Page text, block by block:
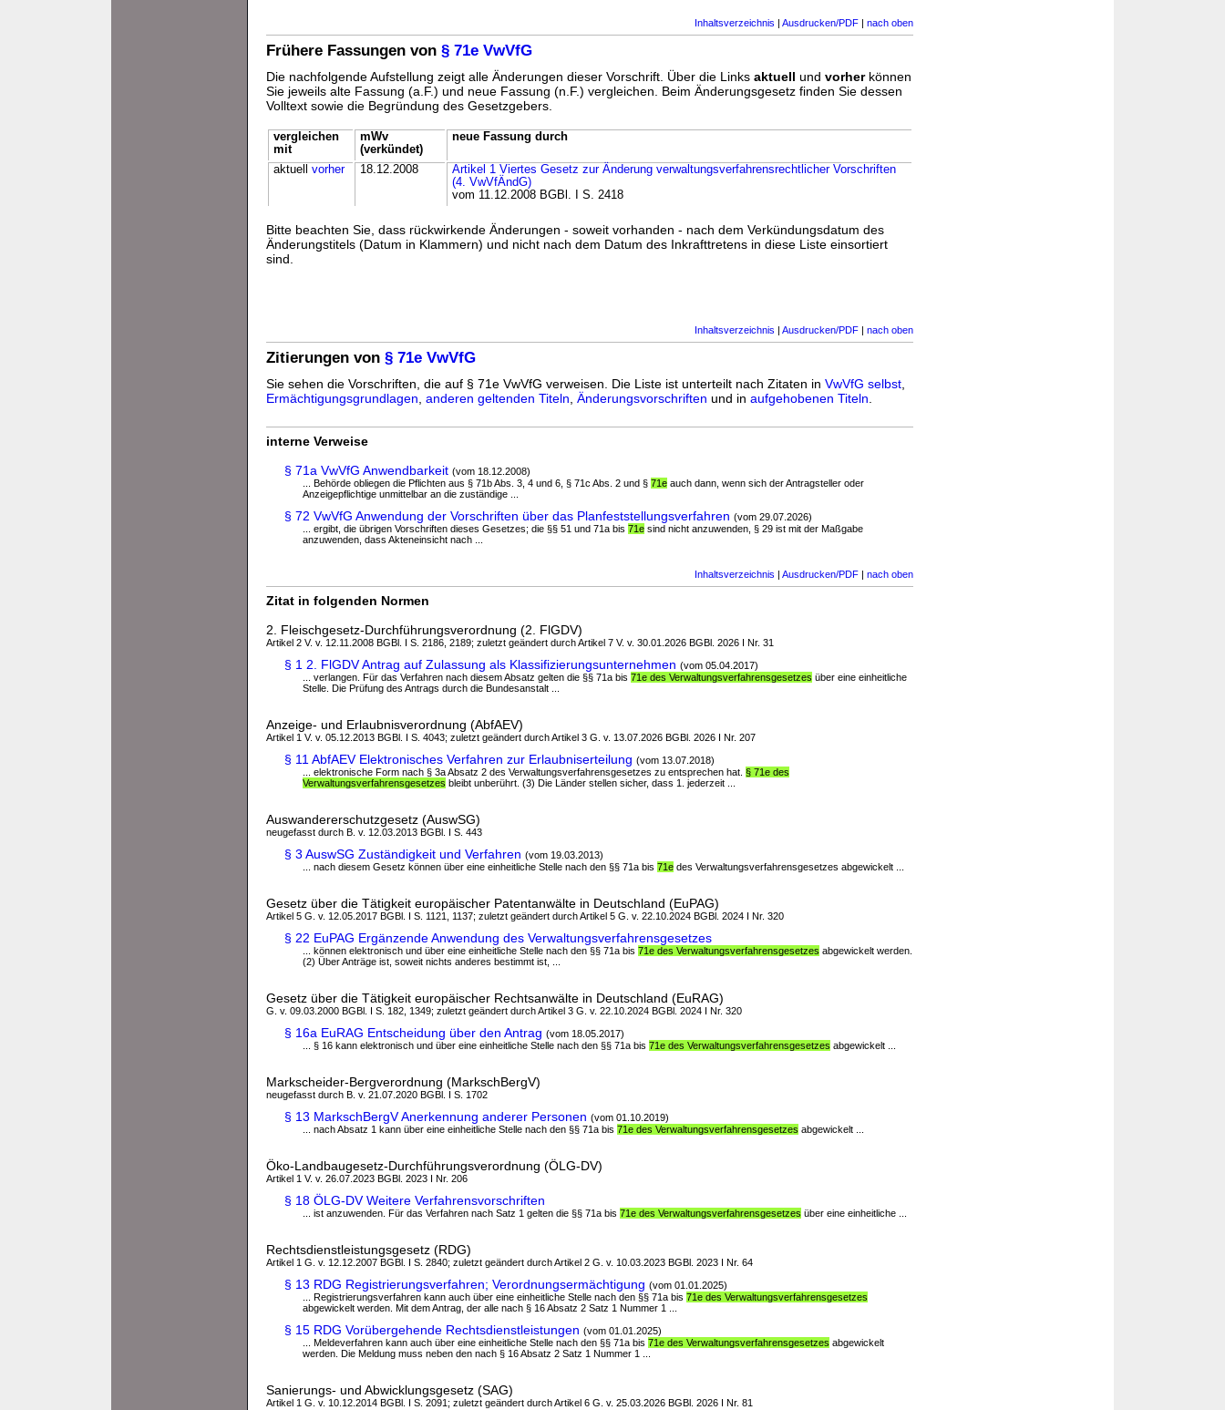
Inhaltsverzeichnis | Ausdrucken/PDF | nach oben
Frühere Fassungen von § 71e VwVfG
Die nachfolgende Aufstellung zeigt alle Änderungen dieser Vorschrift. Über die Links aktuell und vorherkönnen
Sie jeweils alte Fassung (a.F.) und neue Fassung (n.F.) vergleichen. Beim Änderungsgesetz finden Sie dessen
Volltext sowie die Begründung des Gesetzgebers.
vergleichen
mit
mWv
(verkündet)
neue Fassung durch
aktuell vorher 18.12.2008
Artikel 1 Viertes Gesetz zur Änderung verwaltungsverfahrensrechtlicher Vorschriften
(4. VwVfÄndG)
vom 11.12.2008 BGBl. I S. 2418
Bitte beachten Sie, dass rückwirkende Änderungen - soweit vorhanden - nach dem Verkündungsdatum des
Änderungstitels (Datum in Klammern) und nicht nach dem Datum des Inkrafttretens in diese Liste einsortiert
sind.
Inhaltsverzeichnis | Ausdrucken/PDF | nach oben
Zitierungen von § 71e VwVfG
Sie sehen die Vorschriften, die auf § 71e VwVfG verweisen. Die Liste ist unterteilt nach Zitaten in VwVfG selbst
Ermächtigungsgrundlagen anderen geltenden Titeln Änderungsvorschriften und in aufgehobenen Titeln
interne Verweise
§ 71a VwVfG Anwendbarkeit (vom 18.12.2008)
... Behörde obliegen die Pflichten aus § 71b Abs. 3, 4 und 6, § 71c Abs. 2 und § 71e auch dann, wenn sich der Antragsteller oder
Anzeigepflichtige unmittelbar an die zuständige ...
§ 72 VwVfG Anwendung der Vorschriften über das Planfeststellungsverfahren (vom 29.07.2026)
... ergibt, die übrigen Vorschriften dieses Gesetzes; die §§ 51 und 71a bis 71e sind nicht anzuwenden, § 29 ist mit der Maßgabe
anzuwenden, dass Akteneinsicht nach ...
Inhaltsverzeichnis | Ausdrucken/PDF | nach oben
Zitat in folgenden Normen
2. Fleischgesetz-Durchführungsverordnung (2. FlGDV)
Artikel 2 V. v. 12.11.2008 BGBl. I S. 2186, 2189; zuletzt geändert durch Artikel 7 V. v. 30.01.2026 BGBl. 2026 I Nr. 31
§ 1 2. FlGDV Antrag auf Zulassung als Klassifizierungsunternehmen (vom 05.04.2017)
... verlangen. Für das Verfahren nach diesem Absatz gelten die §§ 71a bis 71e des Verwaltungsverfahrensgesetzes über eine einheitliche
Stelle. Die Prüfung des Antrags durch die Bundesanstalt ...
Anzeige- und Erlaubnisverordnung (AbfAEV)
Artikel 1 V. v. 05.12.2013 BGBl. I S. 4043; zuletzt geändert durch Artikel 3 G. v. 13.07.2026 BGBl. 2026 I Nr. 207
§ 11 AbfAEV Elektronisches Verfahren zur Erlaubniserteilung (vom 13.07.2018)
... elektronische Form nach § 3a Absatz 2 des Verwaltungsverfahrensgesetzes zu entsprechen hat. § 71e des
Verwaltungsverfahrensgesetzes bleibt unberührt. (3) Die Länder stellen sicher, dass 1. jederzeit ...
Auswandererschutzgesetz (AuswSG)
neugefasst durch B. v. 12.03.2013 BGBl. I S. 443
§ 3 AuswSG Zuständigkeit und Verfahren (vom 19.03.2013)
... nach diesem Gesetz können über eine einheitliche Stelle nach den §§ 71a bis 71e des Verwaltungsverfahrensgesetzes abgewickelt ...
Gesetz über die Tätigkeit europäischer Patentanwälte in Deutschland (EuPAG)
Artikel 5 G. v. 12.05.2017 BGBl. I S. 1121, 1137; zuletzt geändert durch Artikel 5 G. v. 22.10.2024 BGBl. 2024 I Nr. 320
§ 22 EuPAG Ergänzende Anwendung des Verwaltungsverfahrensgesetzes
... können elektronisch und über eine einheitliche Stelle nach den §§ 71a bis 71e des Verwaltungsverfahrensgesetzes abgewickelt werden.
(2) Über Anträge ist, soweit nichts anderes bestimmt ist, ...
Gesetz über die Tätigkeit europäischer Rechtsanwälte in Deutschland (EuRAG)
G. v. 09.03.2000 BGBl. I S. 182, 1349; zuletzt geändert durch Artikel 3 G. v. 22.10.2024 BGBl. 2024 I Nr. 320
§ 16a EuRAG Entscheidung über den Antrag (vom 18.05.2017)
... § 16 kann elektronisch und über eine einheitliche Stelle nach den §§ 71a bis 71e des Verwaltungsverfahrensgesetzes abgewickelt ...
Markscheider-Bergverordnung (MarkschBergV)
neugefasst durch B. v. 21.07.2020 BGBl. I S. 1702
§ 13 MarkschBergV Anerkennung anderer Personen (vom 01.10.2019)
... nach Absatz 1 kann über eine einheitliche Stelle nach den §§ 71a bis 71e des Verwaltungsverfahrensgesetzes abgewickelt ...
Öko-Landbaugesetz-Durchführungsverordnung (ÖLG-DV)
Artikel 1 V. v. 26.07.2023 BGBl. 2023 I Nr. 206
§ 18 ÖLG-DV Weitere Verfahrensvorschriften
... ist anzuwenden. Für das Verfahren nach Satz 1 gelten die §§ 71a bis 71e des Verwaltungsverfahrensgesetzes über eine einheitliche ...
Rechtsdienstleistungsgesetz (RDG)
Artikel 1 G. v. 12.12.2007 BGBl. I S. 2840; zuletzt geändert durch Artikel 2 G. v. 10.03.2023 BGBl. 2023 I Nr. 64
§ 13 RDG Registrierungsverfahren; Verordnungsermächtigung (vom 01.01.2025)
... Registrierungsverfahren kann auch über eine einheitliche Stelle nach den §§ 71a bis 71e des Verwaltungsverfahrensgesetzes
abgewickelt werden. Mit dem Antrag, der alle nach § 16 Absatz 2 Satz 1 Nummer 1 ...
§ 15 RDG Vorübergehende Rechtsdienstleistungen (vom 01.01.2025)
... Meldeverfahren kann auch über eine einheitliche Stelle nach den §§ 71a bis 71e des Verwaltungsverfahrensgesetzes abgewickelt
werden. Die Meldung muss neben den nach § 16 Absatz 2 Satz 1 Nummer 1 ...
Sanierungs- und Abwicklungsgesetz (SAG)
Artikel 1 G. v. 10.12.2014 BGBl. I S. 2091; zuletzt geändert durch Artikel 6 G. v. 25.03.2026 BGBl. 2026 I Nr. 81